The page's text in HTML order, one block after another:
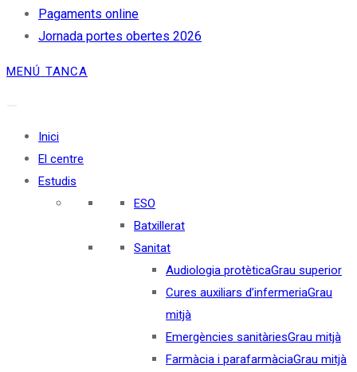
Pagaments online
Jornada portes obertes 2026
MENÚ TANCA
Inici
El centre
Estudis
ESO
Batxillerat
Sanitat
Audiologia protèticaGrau superior
Cures auxiliars d’infermeriaGrau
mitjà
Emergències sanitàriesGrau mitjà
Farmàcia i parafarmàciaGrau mitjà